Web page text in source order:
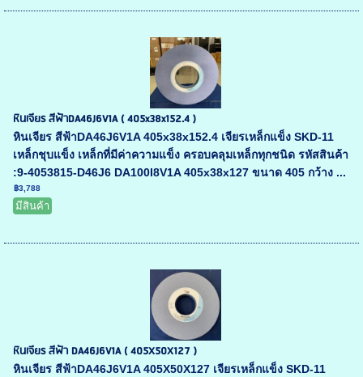
หินเจียร สีฟ้าDA46J6V1A ( 405x38x152.4 )
หินเจียร สีฟ้าDA46J6V1A 405x38x152.4 เจียรเหล็กแข็ง SKD-11
เหล็กชุบแข็ง เหล็กที่มีค่าความแข็ง ครอบคลุมเหล็กทุกชนิด รหัสสินค้า
:9-4053815-D46J6 DA100I8V1A 405x38x127 ขนาด 405 กว้าง ...
฿3,788
มีสินค้า
หินเจียร สีฟ้า DA46J6V1A ( 405X50X127 )
หินเจียร สีฟ้าDA46J6V1A 405X50X127 เจียรเหล็กแข็ง SKD-11